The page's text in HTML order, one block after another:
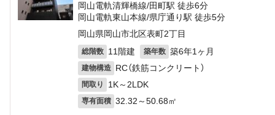
岡山電軌清輝橋線/田町駅 徒歩6分
岡山電軌東山本線/県庁通り駅 徒歩5分
岡山県岡山市北区表町2丁目
総階数 11階建 築年数 築6年1ヶ月
建物構造 RC（鉄筋コンクリート）
間取り 1K～2LDK
専有面積 32.32～50.68㎡